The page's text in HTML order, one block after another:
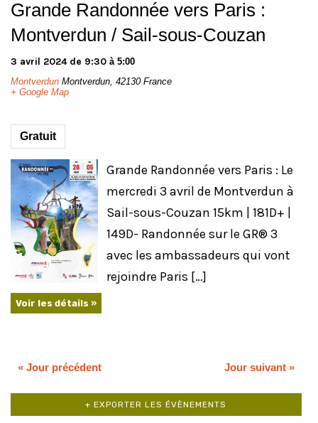
update
the
Grande Randonnée vers Paris :
Montverdun / Sail-sous-Couzan
3 avril 2024 de 9:30 à 5:00
Montverdun Montverdun 42130 France
+ Google Map
Gratuit
Grande Randonnée vers Paris : Le
mercredi 3 avril de Montverdun à
Sail-sous-Couzan 15km | 181D+ |
149D- Randonnée sur le GR® 3
avec les ambassadeurs qui vont
rejoindre Paris […]
Voir les détails »
« Jour précédent Jour suivant »
+ EXPORTER LES ÉVÈNEMENTS